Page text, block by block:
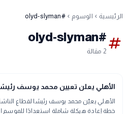
الرئيسية chevron_left الوسوم chevron_left
#olyd-slyman
tag
#olyd-slyman
2 مقالة
sports_soccer
رياضة
الأهلي يعلن تعيين محمد يوسف
الأهلي يعيّن محمد يوسف رئيسًا لقطاع
خطة إعادة هيكلة شاملة استعدادًا للموسم